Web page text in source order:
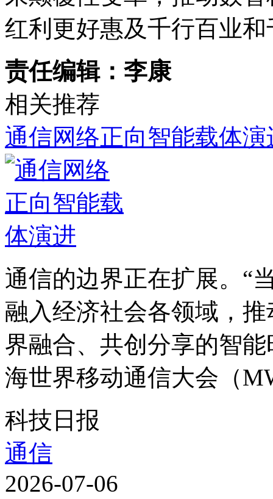
红利更好惠及千行百业
责任编辑：李康
相关推荐
通信网络正向智能载体演
通信的边界正在扩展。“
融入经济社会各领域，
界融合、共创分享的智
海世界移动通信大会（
科技日报
通信
2026-07-06